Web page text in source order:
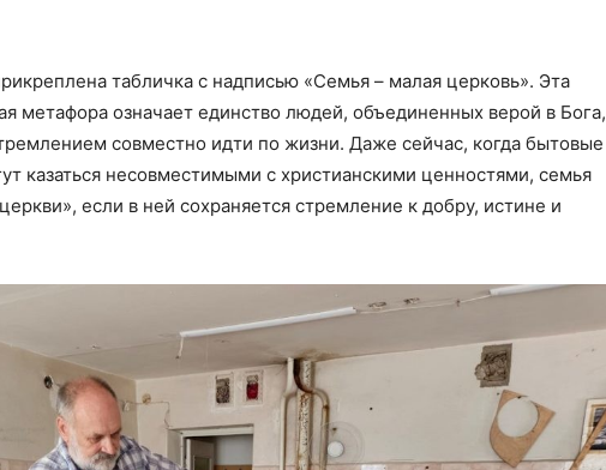
табличка с надписью «Семья – малая церковь». Эта
метафора означает единство людей, объединенных верой в Бога,
совместно идти по жизни. Даже сейчас, когда бытовые
казаться несовместимыми с христианскими ценностями, семья
если в ней сохраняется стремление к добру, истине и